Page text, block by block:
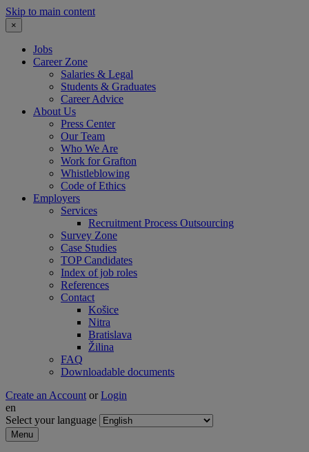
Skip to main content
×
Jobs
Career Zone
Salaries & Legal
Students & Graduates
Career Advice
About Us
Press Center
Our Team
Who We Are
Work for Grafton
Whistleblowing
Code of Ethics
Employers
Services
Recruitment Process Outsourcing
Survey Zone
Case Studies
TOP Candidates
Index of job roles
References
Contact
Košice
Nitra
Bratislava
Žilina
FAQ
Downloadable documents
Create an Account or Login
en
Select your language
Menu